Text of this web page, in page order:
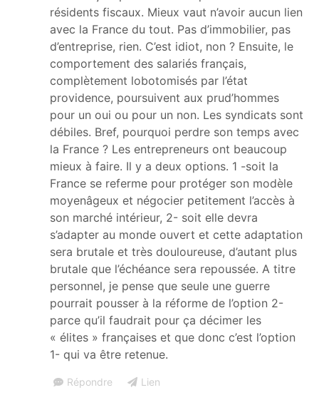
résidents fiscaux. Mieux vaut n’avoir aucun lien
avec la France du tout. Pas d’immobilier, pas
d’entreprise, rien. C’est idiot, non ? Ensuite, le
comportement des salariés français,
complètement lobotomisés par l’état
providence, poursuivent aux prud’hommes
pour un oui ou pour un non. Les syndicats sont
débiles. Bref, pourquoi perdre son temps avec
la France ? Les entrepreneurs ont beaucoup
mieux à faire. Il y a deux options. 1 -soit la
France se referme pour protéger son modèle
moyenâgeux et négocier petitement l’accès à
son marché intérieur, 2- soit elle devra
s’adapter au monde ouvert et cette adaptation
sera brutale et très douloureuse, d’autant plus
brutale que l’échéance sera repoussée. A titre
personnel, je pense que seule une guerre
pourrait pousser à la réforme de l’option 2-
parce qu’il faudrait pour ça décimer les
« élites » françaises et que donc c’est l’option
1- qui va être retenue.
Répondre Lien